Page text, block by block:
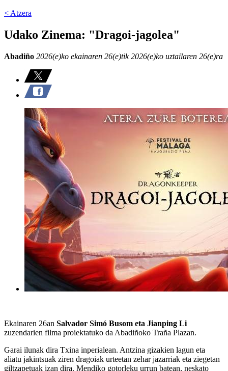
< Atzera
Udako Zinema: "Dragoi-jagolea"
Abadiño 2026(e)ko ekainaren 26(e)tik 2026(e)ko uztailaren 26(e)ra
Ekainaren 26an Salvador Simó Busom eta Jianping Li
zuzendarien filma proiektatuko da Abadiñoko Traña Plazan.
Garai ilunak dira Txina inperialean. Antzina gizakien lagun eta
aliatu jakintsuak ziren dragoiak urteetan zehar jazarriak eta ziegetan
giltzapetuak izan dira. Mendiko gotorleku urrun batean, neskato